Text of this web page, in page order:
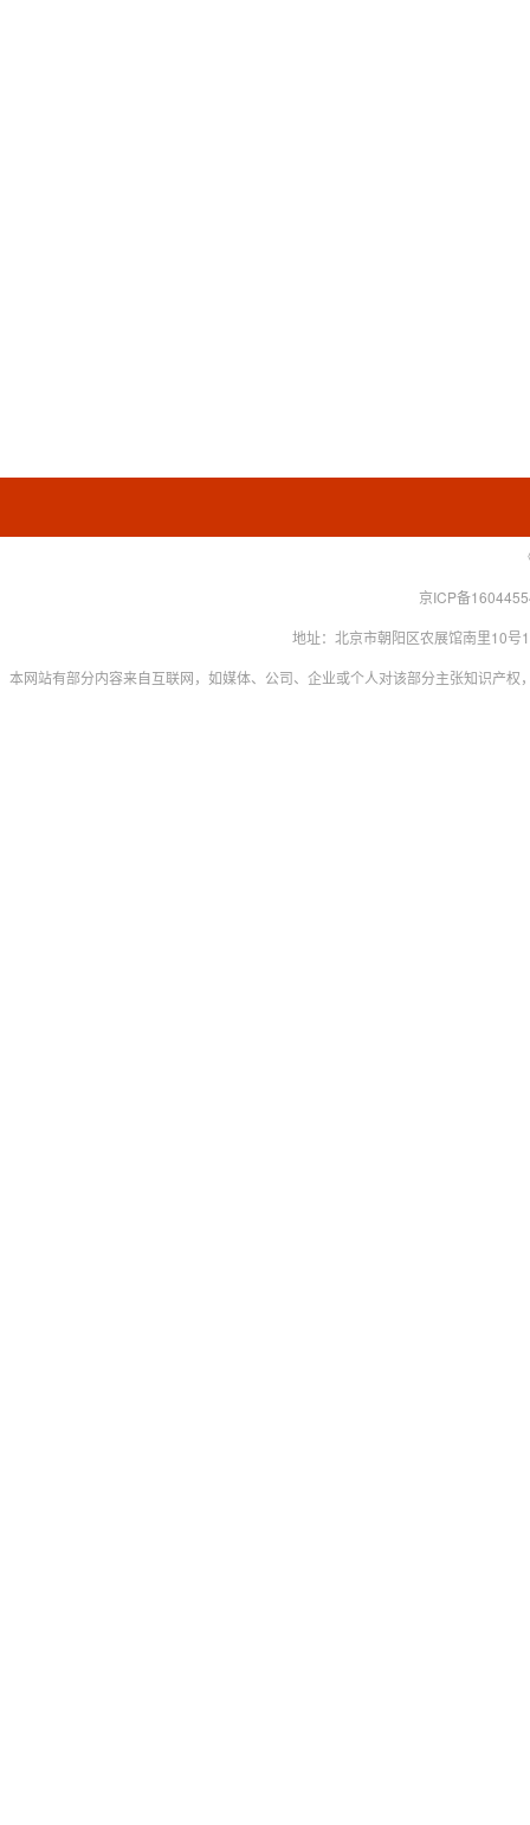
京ICP备
地址：北京市朝阳区农展馆南里10
本网站有部分内容来自互联网，如媒体、公司、企业或个人对该部分主张知识产